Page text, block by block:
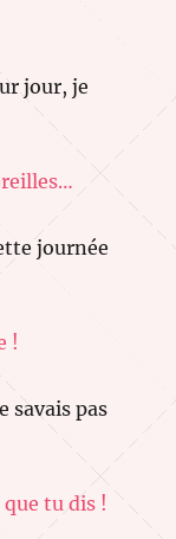
jour, je
journée
!
savais pas
que tu dis !